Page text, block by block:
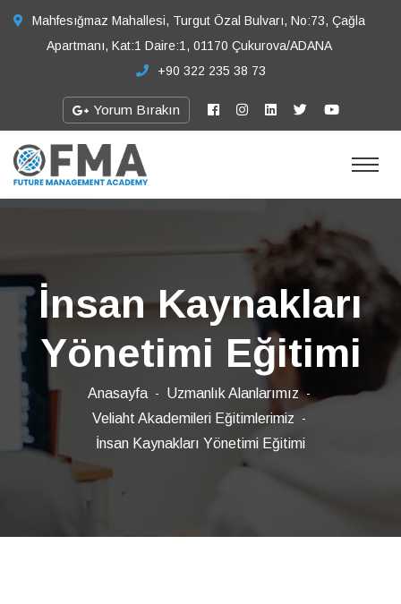
Mahfesığmaz Mahallesi, Turgut Özal Bulvarı, No:73, Çağla
Apartmanı, Kat:1 Daire:1, 01170 Çukurova/ADANA
+90 322 235 38 73
Yorum Bırakın
İnsan Kaynakları
Yönetimi Eğitimi
Anasayfa
Uzmanlık Alanlarımız
Veliaht Akademileri Eğitimlerimiz
İnsan Kaynakları Yönetimi Eğitimi